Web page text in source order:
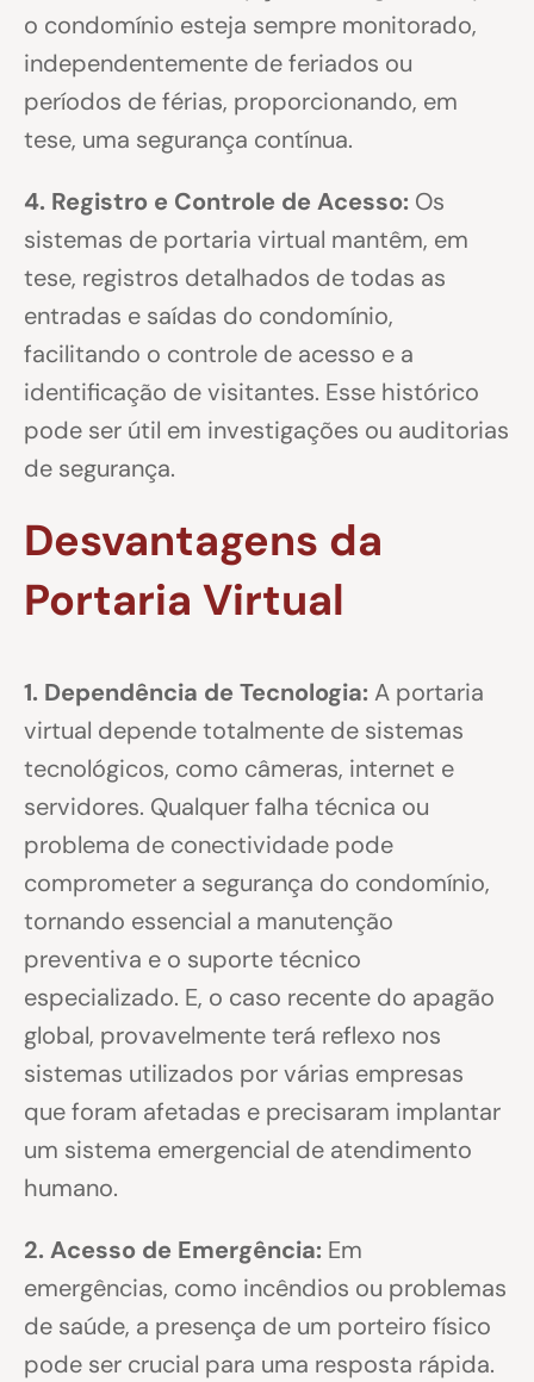
o condomínio esteja sempre monitorado,
independentemente de feriados ou
períodos de férias, proporcionando, em
tese, uma segurança contínua.
4. Registro e Controle de Acesso: Os
sistemas de portaria virtual mantêm, em
tese, registros detalhados de todas as
entradas e saídas do condomínio,
facilitando o controle de acesso e a
identificação de visitantes. Esse histórico
pode ser útil em investigações ou auditorias
de segurança.
Desvantagens da
Portaria Virtual
1. Dependência de Tecnologia: A portaria
virtual depende totalmente de sistemas
tecnológicos, como câmeras, internet e
servidores. Qualquer falha técnica ou
problema de conectividade pode
comprometer a segurança do condomínio,
tornando essencial a manutenção
preventiva e o suporte técnico
especializado. E, o caso recente do apagão
global, provavelmente terá reflexo nos
sistemas utilizados por várias empresas
que foram afetadas e precisaram implantar
um sistema emergencial de atendimento
humano.
2. Acesso de Emergência: Em
emergências, como incêndios ou problemas
de saúde, a presença de um porteiro físico
pode ser crucial para uma resposta rápida.